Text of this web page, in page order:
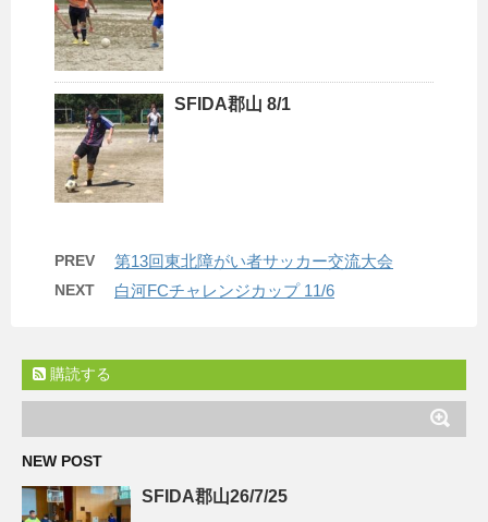
SFIDA郡山 8/1
PREV 第13回東北障がい者サッカー交流大会
NEXT 白河FCチャレンジカップ 11/6
購読する
NEW POST
SFIDA郡山26/7/25